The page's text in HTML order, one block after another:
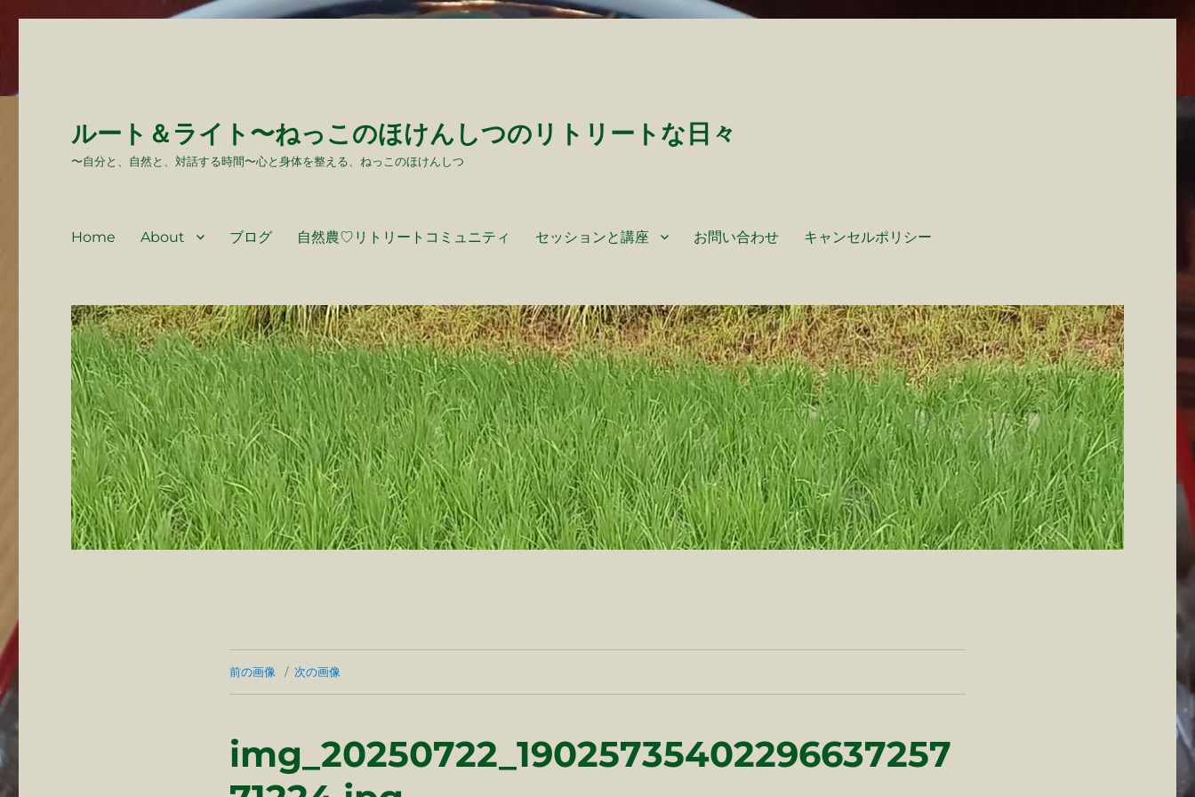
ルート＆ライト〜ねっこのほけんしつのリトリートな日々
〜自分と、自然と、対話する時間〜心と身体を整える、ねっこのほけんしつ
Home About ブログ 自然農♡リトリートコミュニティ セッションと講座 お問い合わせ キャンセルポリシー
前の画像 次の画像
img_20250722_19025735402296637257